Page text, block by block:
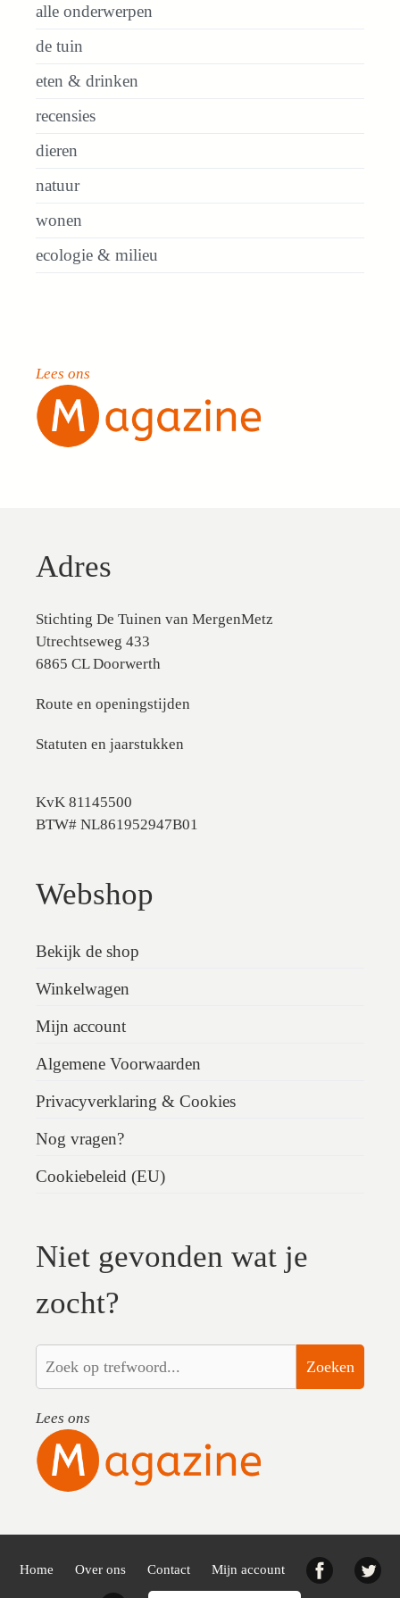
alle onderwerpen
de tuin
eten & drinken
recensies
dieren
natuur
wonen
ecologie & milieu
Lees ons
Adres
Stichting De Tuinen van MergenMetz
Utrechtseweg 433
6865 CL Doorwerth
Route en openingstijden
Statuten en jaarstukken
KvK 81145500
BTW# NL861952947B01
Webshop
Bekijk de shop
Winkelwagen
Mijn account
Algemene Voorwaarden
Privacyverklaring & Cookies
Nog vragen?
Cookiebeleid (EU)
Niet gevonden wat je
zocht?
Zoeken
Lees ons
Home Over ons Contact Mijn account Facebook